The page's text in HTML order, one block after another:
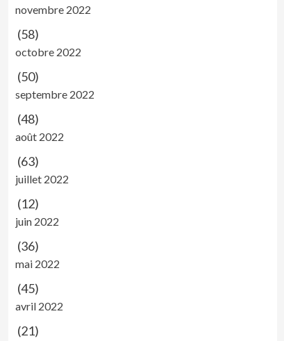
novembre 2022
(58)
octobre 2022
(50)
septembre 2022
(48)
août 2022
(63)
juillet 2022
(12)
juin 2022
(36)
mai 2022
(45)
avril 2022
(21)